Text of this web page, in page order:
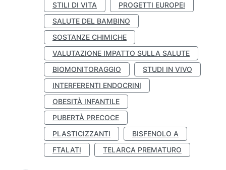
STILI DI VITA
PROGETTI EUROPEI
SALUTE DEL BAMBINO
SOSTANZE CHIMICHE
VALUTAZIONE IMPATTO SULLA SALUTE
BIOMONITORAGGIO
STUDI IN VIVO
INTERFERENTI ENDOCRINI
OBESITÀ INFANTILE
PUBERTÀ PRECOCE
PLASTICIZZANTI
BISFENOLO A
FTALATI
TELARCA PREMATURO